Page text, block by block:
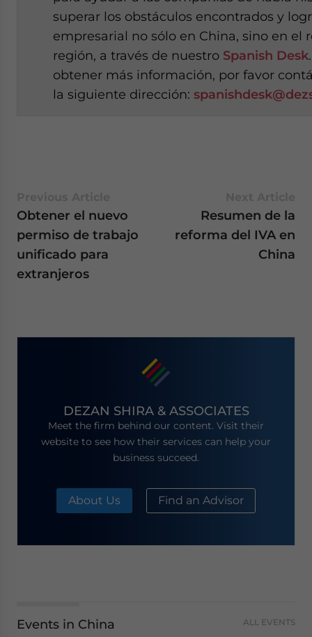
superar los obstáculos encontrados y
empresarial no sólo en China, sino en el
región, a través de nuestro Spanish Desk
obtener más información, por favor
la siguiente dirección:
Obtener el nuevo
permiso de trabajo
unificado para
extranjeros
Resumen de la
reforma del IVA en
China
DEZAN SHIRA & ASSOCIATES
Meet the firm behind our content. Visit their
website to see how their services can help your
business succeed.
About Us Find an Advisor
Events in China ALL EVENTS